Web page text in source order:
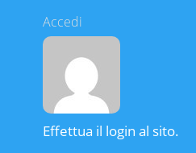
Accedi
Effettua il login al sito.